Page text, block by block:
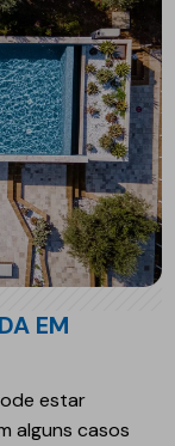
EM
estar
alguns casos